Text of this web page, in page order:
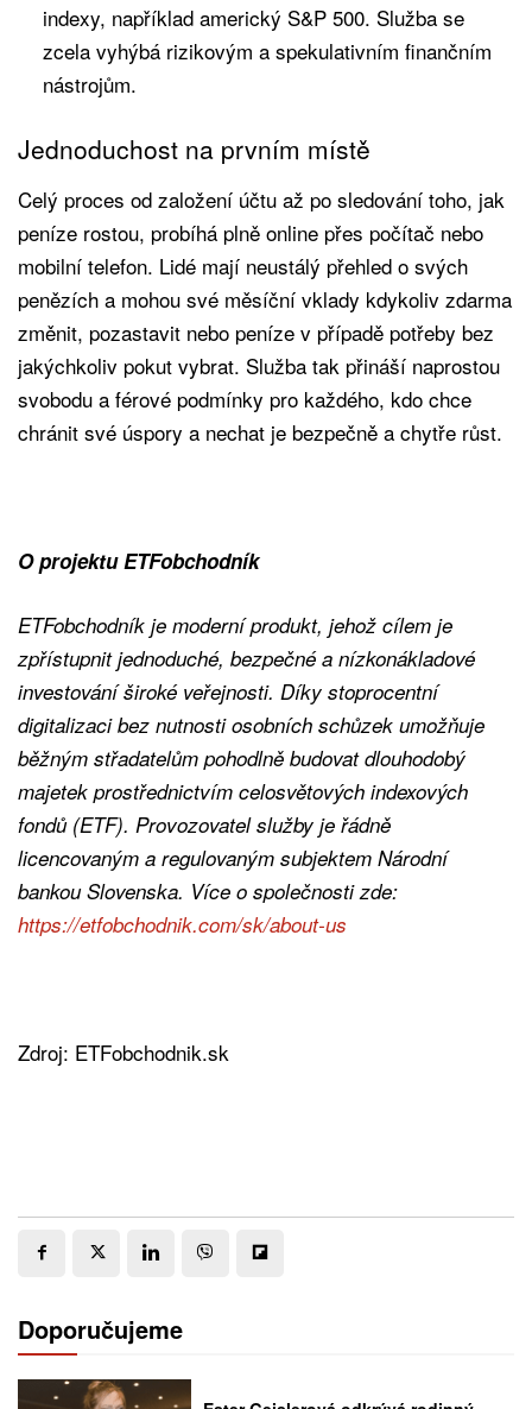
indexy, například americký S&P 500. Služba se
zcela vyhýbá rizikovým a spekulativním finančním
nástrojům.
Jednoduchost na prvním místě
Celý proces od založení účtu až po sledování toho, jak
peníze rostou, probíhá plně online přes počítač nebo
mobilní telefon. Lidé mají neustálý přehled o svých
penězích a mohou své měsíční vklady kdykoliv zdarma
změnit, pozastavit nebo peníze v případě potřeby bez
jakýchkoliv pokut vybrat. Služba tak přináší naprostou
svobodu a férové podmínky pro každého, kdo chce
chránit své úspory a nechat je bezpečně a chytře růst.
O projektu ETFobchodník
ETFobchodník je moderní produkt, jehož cílem je
zpřístupnit jednoduché, bezpečné a nízkonákladové
investování široké veřejnosti. Díky stoprocentní
digitalizaci bez nutnosti osobních schůzek umožňuje
běžným střadatelům pohodlně budovat dlouhodobý
majetek prostřednictvím celosvětových indexových
fondů (ETF). Provozovatel služby je řádně
licencovaným a regulovaným subjektem Národní
bankou Slovenska. Více o společnosti zde:
https://etfobchodnik.com/sk/about-us
Zdroj: ETFobchodnik.sk
Doporučujeme